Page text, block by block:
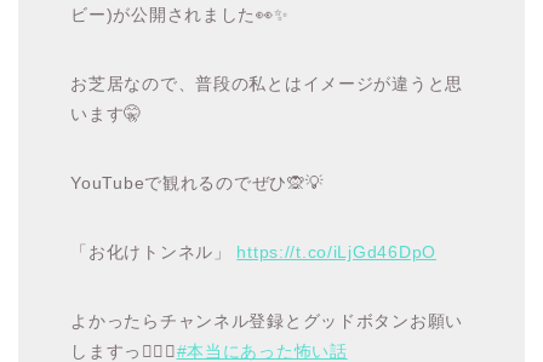
ビー)が公開されました👀✨
お芝居なので、普段の私とはイメージが違うと思
います🤫
YouTubeで観れるのでぜひ🙊💡
「お化けトンネル」 https://t.co/iLjGd46DpO
よかったらチャンネル登録とグッドボタンお願い
しますっ👍🏻💕#本当にあった怖い話